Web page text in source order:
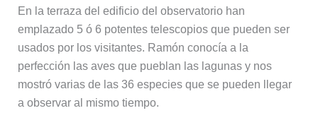
En la terraza del edificio del observatorio han
emplazado 5 ó 6 potentes telescopios que pueden ser
usados por los visitantes. Ramón conocía a la
perfección las aves que pueblan las lagunas y nos
mostró varias de las 36 especies que se pueden llegar
a observar al mismo tiempo.